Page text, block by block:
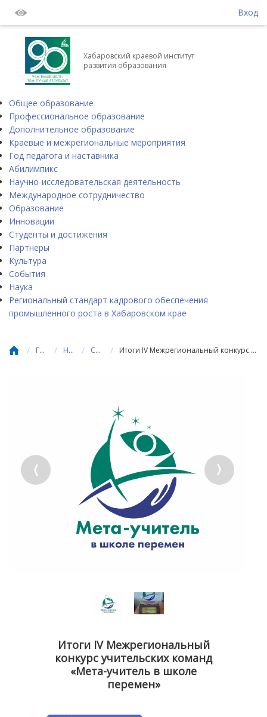
Вход
Хабаровский краевой институт
развития образования
Общее образование
Профессиональное образование
Дополнительное образование
Краевые и межрегиональные мероприятия
Год педагога и наставника
Абилимпикс
Научно-исследовательская деятельность
Международное сотрудничество
Образование
Инновации
Студенты и достижения
Партнеры
Культура
События
Наука
Региональный стандарт кадрового обеспечения
промышленного роста в Хабаровском крае
/ Главная / Новости / События / Итоги IV Межрегиональный конкурс учительских команд «Мета-учитель в школе перемен»
Итоги IV Межрегиональный
конкурс учительских команд
«Мета-учитель в школе
перемен»